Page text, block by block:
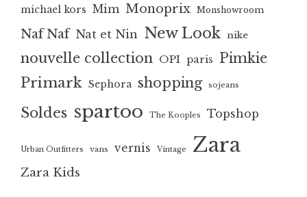
michael kors Mim Monoprix Monshowroom
Naf Naf Nat et Nin New Look nike
nouvelle collection OPI paris Pimkie
Primark Sephora shopping sojeans
Soldes spartoo The Kooples Topshop
Urban Outfitters vans vernis Vintage Zara
Zara Kids